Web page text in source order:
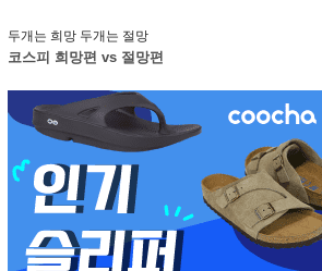
두개는 희망 두개는 절망
코스피 희망편 vs 절망편